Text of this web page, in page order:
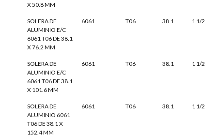
X 50.8 MM
SOLERA DE
ALUMINIO E/C
6061 T06 DE 38.1
X 76.2 MM
6061 T06 38.1 1 1/2
SOLERA DE
ALUMINIO E/C
6061 T06 DE 38.1
X 101.6 MM
6061 T06 38.1 1 1/2
SOLERA DE
ALUMINIO 6061
T06 DE 38.1 X
152.4 MM
6061 T06 38.1 1 1/2